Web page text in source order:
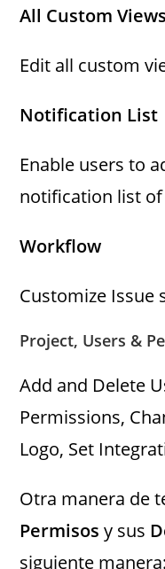
All Custom Views
Edit all custom
Notification List
Enable users to
notification list
Workflow
Customize
Project, Users &
Add and Delete
Permissions,
Logo, Set
Otra manera de
Permisos y sus
siguiente manera: